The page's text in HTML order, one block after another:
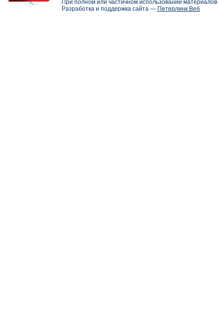
При полном или частичном использовании
Разработка и поддержка сайта — Петерлинк Веб